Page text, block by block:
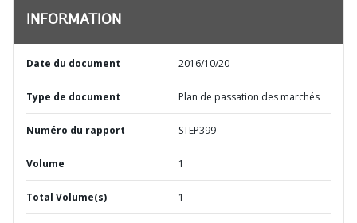
INFORMATION
Date du document 2016/10/20
Type de document Plan de passation des marchés
Numéro du rapport STEP399
Volume 1
Total Volume(s) 1